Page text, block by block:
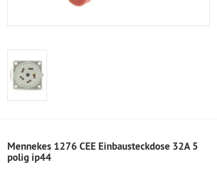
Mennekes 1276 CEE Einbausteckdose 32A 5
polig ip44